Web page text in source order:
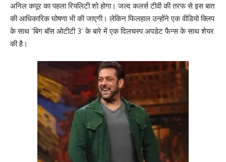
अनिल कपूर का पहला रियलिटी शो होगा। जल्द कलर्स टीवी की तरफ से इस बात
की आधिकारिक घोषणा भी की जाएगी। लेकिन फिलहाल उन्होंने एक वीडियो क्लिप
के साथ ‘बिग बॉस ओटीटी 3’ के बारे में एक दिलचस्प अपडेट फैन्स के साथ शेयर
की है।